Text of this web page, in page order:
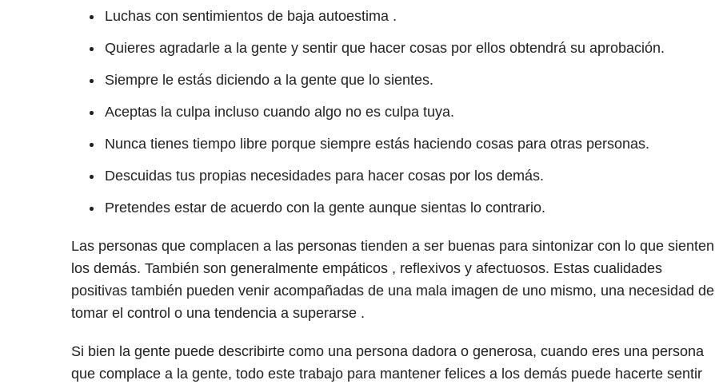
Luchas con sentimientos de baja autoestima .
Quieres agradarle a la gente y sentir que hacer cosas por ellos obtendrá su aprobación.
Siempre le estás diciendo a la gente que lo sientes.
Aceptas la culpa incluso cuando algo no es culpa tuya.
Nunca tienes tiempo libre porque siempre estás haciendo cosas para otras personas.
Descuidas tus propias necesidades para hacer cosas por los demás.
Pretendes estar de acuerdo con la gente aunque sientas lo contrario.
Las personas que complacen a las personas tienden a ser buenas para sintonizar con lo que sienten
los demás. También son generalmente empáticos , reflexivos y afectuosos. Estas cualidades
positivas también pueden venir acompañadas de una mala imagen de uno mismo, una necesidad de
tomar el control o una tendencia a superarse .
Si bien la gente puede describirte como una persona dadora o generosa, cuando eres una persona
que complace a la gente, todo este trabajo para mantener felices a los demás puede hacerte sentir